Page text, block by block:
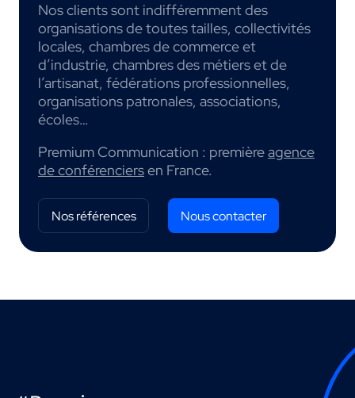
Nos clients sont indifféremment des
organisations de toutes tailles, collectivités
locales, chambres de commerce et
d’industrie, chambres des métiers et de
l’artisanat, fédérations professionnelles,
organisations patronales, associations,
écoles…
Premium Communication : premièreagence
de conférenciersen France.
Nos références Nous contacter